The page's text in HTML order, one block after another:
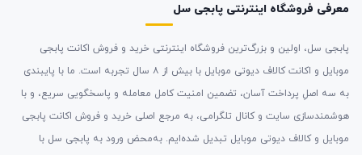
معرفی فروشگاه اینترنتی پابجی سل
پابجی سل، اولین و بزرگ‌ترین فروشگاه اینترنتی خرید و فروش اکانت پابجی
موبایل و اکانت کالاف دیوتی موبایل با بیش از ۸ سال تجربه است. ما با پایبندی
به سه اصلِ پرداخت آسان، تضمین امنیت کامل معامله و پاسخگویی سریع، و با
هوشمندسازی سایت و کانال تلگرامی، به مرجع اصلی خرید و فروش اکانت پابجی
موبایل و کالاف دیوتی موبایل تبدیل شده‌ایم. به‌محض ورود به پابجی سل با